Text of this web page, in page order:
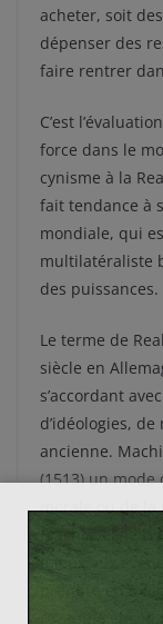
acheter, soit
dépenser des
faire rentrer
C’est
force dans le
cynisme à la
fait tendance à
mondiale, qui
multilatéraliste
des puissances.
Le terme de
siècle en
s’accordant
d’idéologies,
ancienne.
(1513) un
morale ou de la
Machiavel, le
mieux aux
prendre en
royaume et